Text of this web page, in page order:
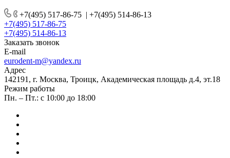
+7(495) 517-86-75 | +7(495) 514-86-13
+7(495) 517-86-75
+7(495) 514-86-13
Заказать звонок
E-mail
eurodent-m@yandex.ru
Адрес
142191, г. Москва, Троицк, Академическая площадь д.4, эт.18
Режим работы
Пн. – Пт.: с 10:00 до 18:00